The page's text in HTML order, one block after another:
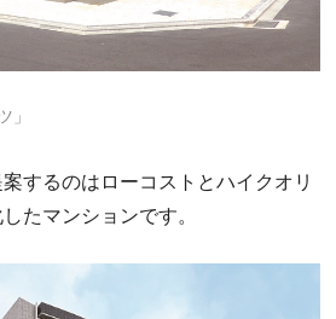
」
するのはローコストとハイクオリ
たマンションです。